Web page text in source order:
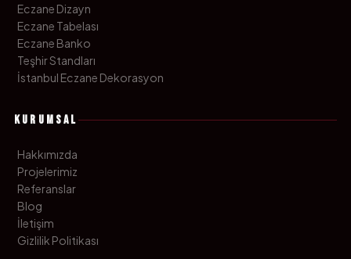
Eczane Dizayn
Eczane Tabelası
Eczane Banko
Teşhir Standları
İstanbul Eczane Dekorasyon
KURUMSAL
Hakkımızda
Projelerimiz
Referanslar
Blog
İletişim
Gizlilik Politikası